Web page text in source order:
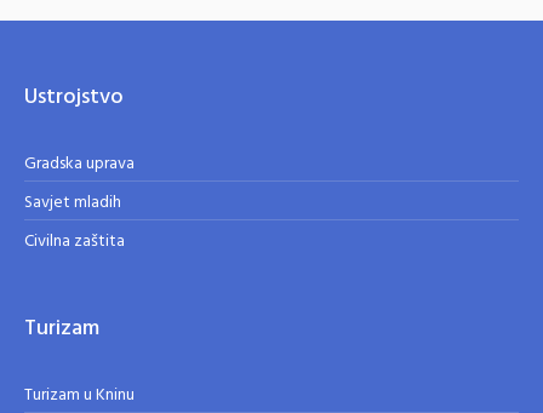
Ustrojstvo
Gradska uprava
Savjet mladih
Civilna zaštita
Turizam
Turizam u Kninu